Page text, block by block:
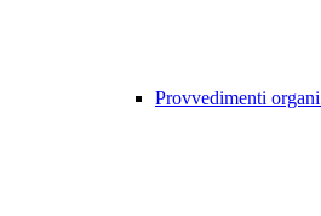
Provvedimenti